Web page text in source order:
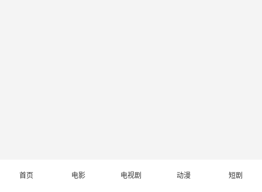
首页 电影 电视剧 动漫 短剧